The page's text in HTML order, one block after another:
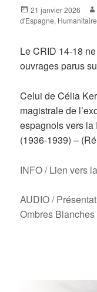
Posted
on
21 janvier 2026
d'Espagne, Humanitaire
Le CRID 14-18
ouvrages parus
Celui de Célia
magistrale de
espagnols vers
(1936-1939) –
INFO / Lien vers
AUDIO /
Ombres